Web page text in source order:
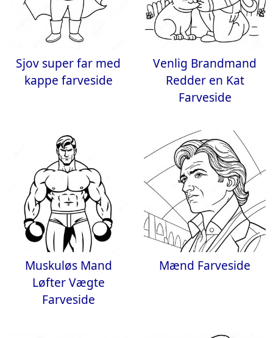
Sjov super far med
kappe farveside
Venlig Brandmand
Redder en Kat
Farveside
Muskuløs Mand
Løfter Vægte
Farveside
Mænd Farveside